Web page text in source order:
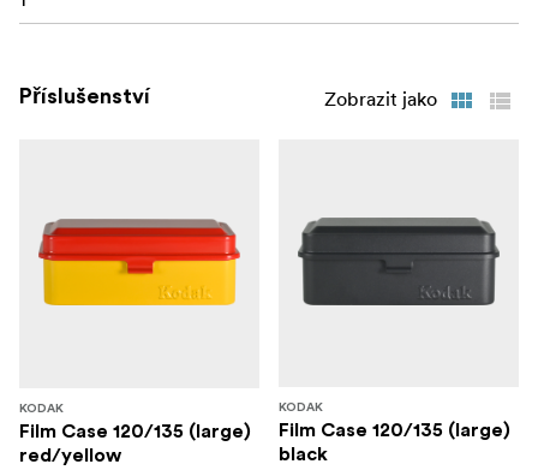
Příslušenství Zobrazit jako
KODAK
Film Case 120/135 (large)
red/yellow
KODAK
Film Case 120/135 (large)
black